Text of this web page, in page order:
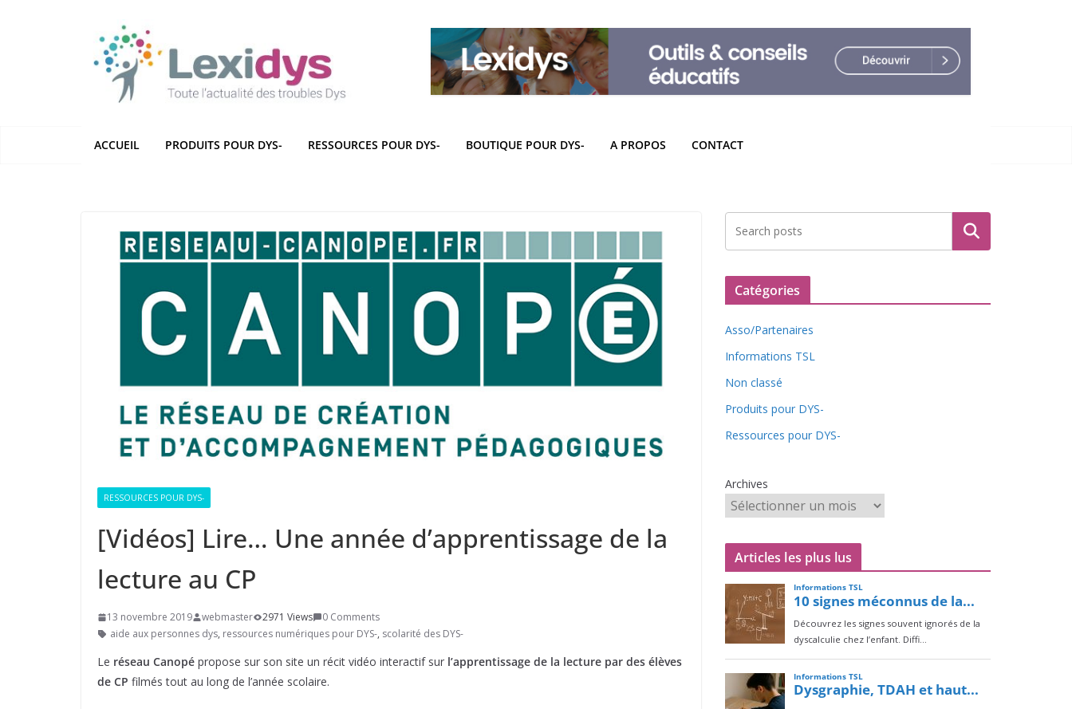
ACCUEIL PRODUITS POUR DYS- RESSOURCES POUR DYS- BOUTIQUE POUR DYS- A PROPOS CONTACT
RESSOURCES POUR DYS-
[Vidéos] Lire… Une année d’apprentissage de la
lecture au CP
13 novembre 2019 webmaster 2971 Views
0 Comments
aide aux personnes dys, ressources numériques pour DYS-, scolarité des DYS-
Le réseau Canopé propose sur son site un récit vidéo interactif sur l’apprentissage de la lecture par des élèves
de CP filmés tout au long de l’année scolaire.
Rechercher
Catégories
Asso/Partenaires
Informations TSL
Non classé
Produits pour DYS-
Ressources pour DYS-
Archives
Articles les plus lus